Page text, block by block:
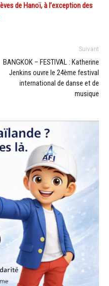
de Hanoï, à l’exception des
Suivant
BANGKOK – FESTIVAL : Katherine
Jenkins ouvre le 24ème festival
international de danse et de
musique